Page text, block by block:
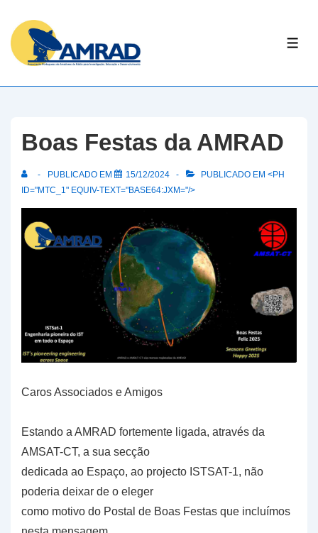
Skip
Content
Boas Festas da AMRAD
PUBLICADO EM 15/12/2024
PUBLICADO EM <PH
ID="MTC_1" EQUIV-TEXT="BASE64:JXM="/>
Caros Associados e Amigos
Estando a AMRAD fortemente ligada, através da
AMSAT-CT, a sua secção
dedicada ao Espaço, ao projecto ISTSAT-1, não
poderia deixar de o eleger
como motivo do Postal de Boas Festas que incluímos